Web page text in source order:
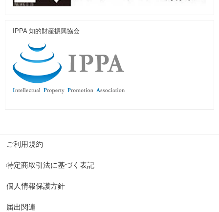
IPPA 知的財産振興協会
ご利用規約
特定商取引法に基づく表記
個人情報保護方針
届出関連